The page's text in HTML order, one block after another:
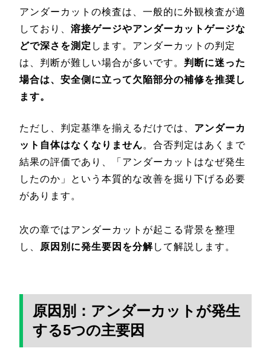
アンダーカットの検査は、一般的に外観検査が適
しており、 溶接ゲージやアンダーカットゲージな
どで深さを測定 します。アンダーカットの判定
は、判断が難しい場合が多いです。 判断に迷った
場合は、安全側に立って欠陥部分の補修を推奨し
ます。
ただし、判定基準を揃えるだけでは、 アンダーカ
ット自体はなくなりません。合否判定はあくまで
結果の評価であり、「アンダーカットはなぜ発生
したのか」という本質的な改善を掘り下げる必要
があります。
次の章ではアンダーカットが起こる背景を整理
し、
原因別に発生要因を分解して解説します。
原因別：アンダーカットが発生
する5つの主要因